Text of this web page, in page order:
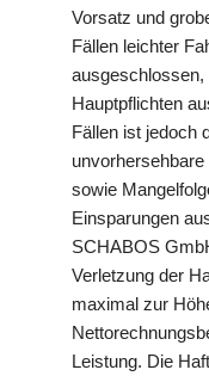
Vorsatz und
Fällen leichter
ausgeschlossen,
Hauptpflichten
Fällen ist jedoch
sowie
Einsparungen
SCHABOS
Verletzung der
maximal zur
Leistung. Die